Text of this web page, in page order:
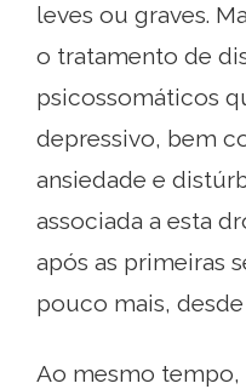
leves ou graves.
o tratamento de
psicossomáticos
depressivo, bem
ansiedade e
associada a esta
após as primeiras
pouco mais,
Ao mesmo tempo,